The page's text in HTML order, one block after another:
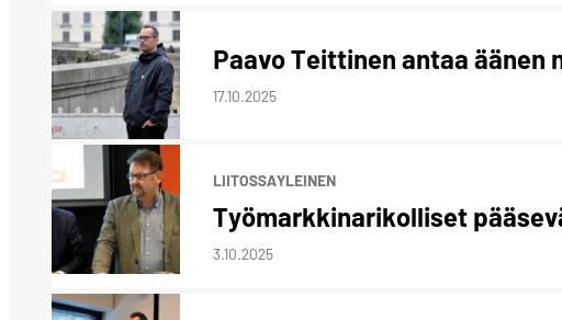
Paavo Teittinen antaa äänen
17.10.2025
LIITOSSAYLEINEN
Työmarkkinarikolliset
3.10.2025